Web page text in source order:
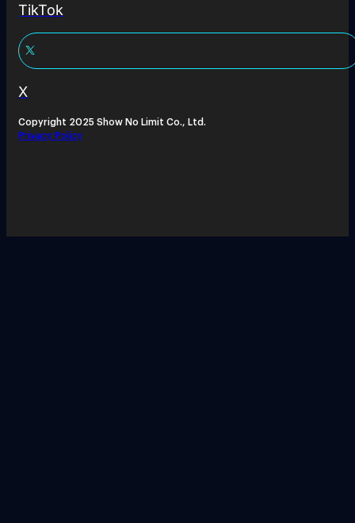
TikTok
X
Copyright 2025 Show No Limit Co., Ltd.
Privacy Policy